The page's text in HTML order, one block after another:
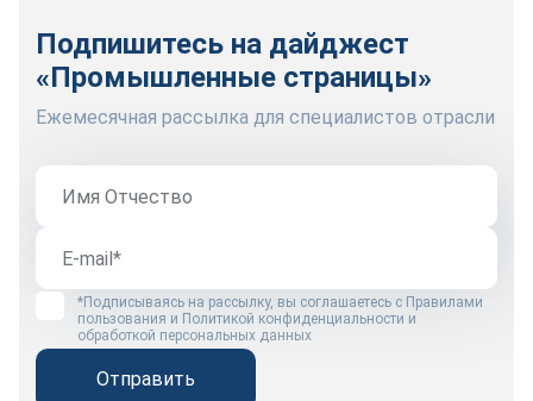
Подпишитесь на дайджест
«Промышленные страницы»
Ежемесячная рассылка для специалистов отрасли
*Подписываясь на рассылку, вы соглашаетесь с Правилами
пользования и Политикой конфиденциальности и
обработкой персональных данных
Отправить